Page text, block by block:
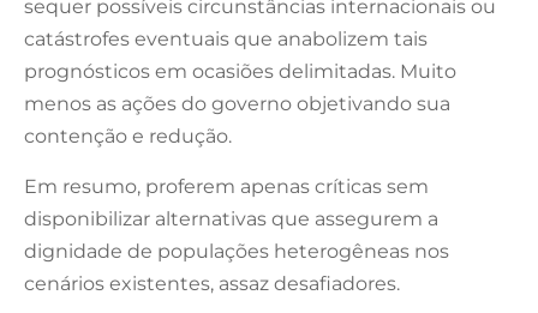
sequer possíveis circunstâncias internacionais ou
catástrofes eventuais que anabolizem tais
prognósticos em ocasiões delimitadas. Muito
menos as ações do governo objetivando sua
contenção e redução.
Em resumo, proferem apenas críticas sem
disponibilizar alternativas que assegurem a
dignidade de populações heterogêneas nos
cenários existentes, assaz desafiadores.